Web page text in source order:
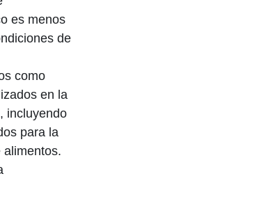
es menos
de
como
en la
incluyendo
para la
alimentos.